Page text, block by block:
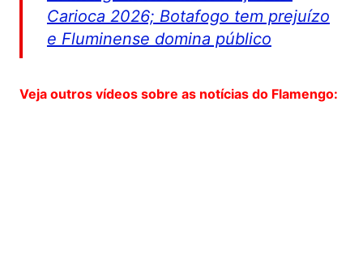
Carioca 2026; Botafogo tem prejuízo
e Fluminense domina público
Veja outros vídeos sobre as notícias do Flamengo: